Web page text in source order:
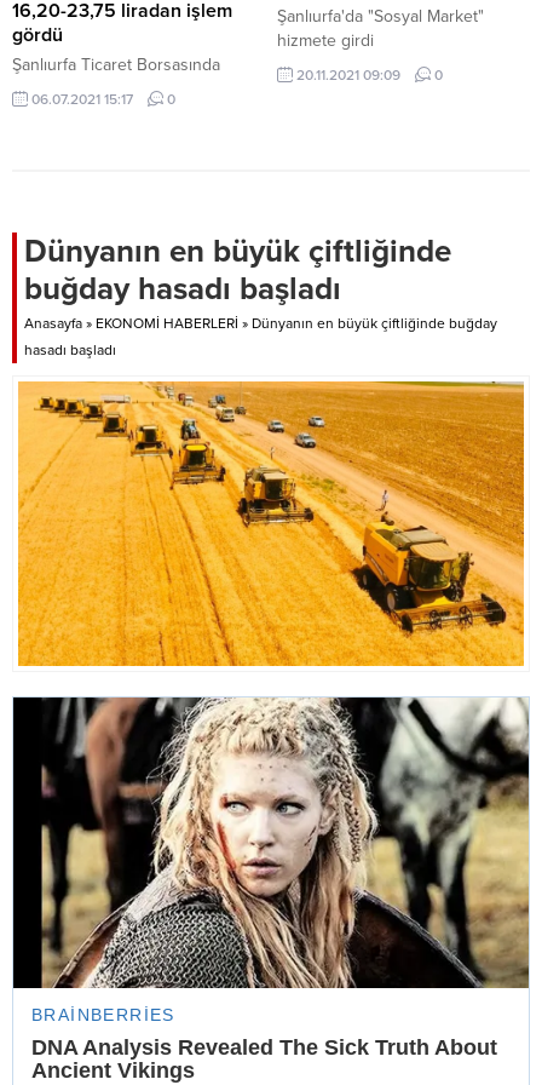
olduğu gibi, adaletli ve...
16,20-23,75 liradan işlem
gördü
Şanlıurfa Ticaret Borsasında
preseli pamuğun kilogramı 16,20-
23,75 liradan satıldı.
06.07.2021 15:17 0
Şanlıurfa'da "Sosyal Market"
hizmete girdi
20.11.2021 09:09 0
Dünyanın en büyük çiftliğinde
buğday hasadı başladı
Anasayfa » EKONOMİ HABERLERİ » Dünyanın en büyük çiftliğinde buğday
hasadı başladı